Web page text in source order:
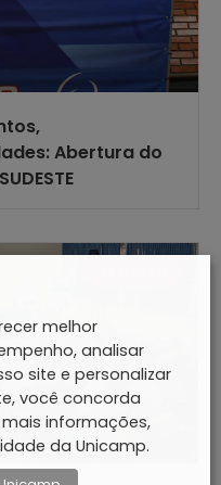
Abertura do
melhor
analisar
site e personalizar
você concorda
informações,
da Unicamp.